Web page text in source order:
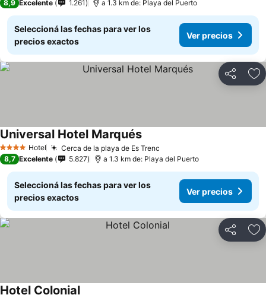
8,9 Excelente 1.261 a 1.3 km de: Playa del Puerto
Seleccioná las fechas para ver los
precios exactos
Ver precios
Compartir
4 EstrellasHotel Cerca de la playa de Es Trenc
Universal Hotel Marqués
8,7 Excelente 5.827 a 1.3 km de: Playa del Puerto
Seleccioná las fechas para ver los
precios exactos
Ver precios
Compartir
Hotel Colonial